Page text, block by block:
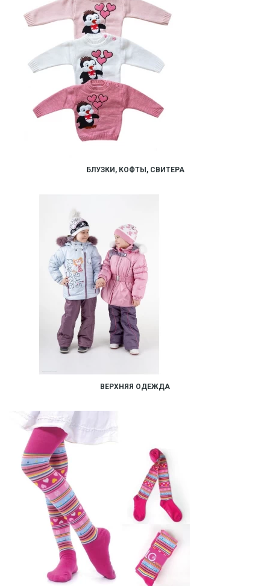
БЛУЗКИ, КОФТЫ, СВИТЕРА
ВЕРХНЯЯ ОДЕЖДА